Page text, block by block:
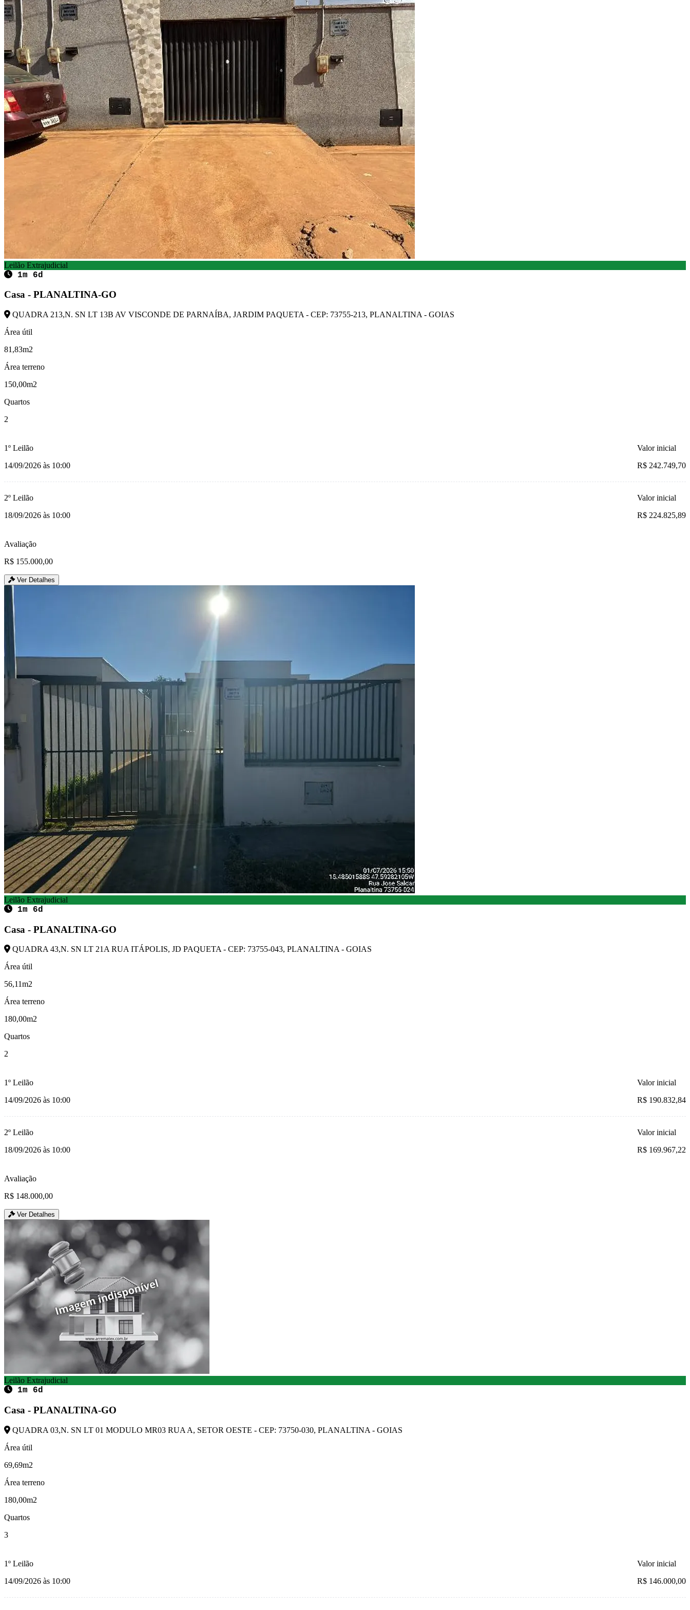
Leilão Extrajudicial
1m 6d
Casa - PLANALTINA-GO
QUADRA 213,N. SN LT 13B AV VISCONDE DE PARNAÍBA, JARDIM PAQUETA - CEP: 73755-213, PLANALTINA - GOIAS
Área útil
81,83m2
Área terreno
150,00m2
Quartos
2
1º Leilão
14/09/2026 às 10:00
Valor inicial
R$ 242.749,70
2º Leilão
18/09/2026 às 10:00
Valor inicial
R$ 224.825,89
Avaliação
R$ 155.000,00
Ver Detalhes
Leilão Extrajudicial
1m 6d
Casa - PLANALTINA-GO
QUADRA 43,N. SN LT 21A RUA ITÁPOLIS, JD PAQUETA - CEP: 73755-043, PLANALTINA - GOIAS
Área útil
56,11m2
Área terreno
180,00m2
Quartos
2
1º Leilão
14/09/2026 às 10:00
Valor inicial
R$ 190.832,84
2º Leilão
18/09/2026 às 10:00
Valor inicial
R$ 169.967,22
Avaliação
R$ 148.000,00
Ver Detalhes
Leilão Extrajudicial
1m 6d
Casa - PLANALTINA-GO
QUADRA 03,N. SN LT 01 MODULO MR03 RUA A, SETOR OESTE - CEP: 73750-030, PLANALTINA - GOIAS
Área útil
69,69m2
Área terreno
180,00m2
Quartos
3
1º Leilão
14/09/2026 às 10:00
Valor inicial
R$ 146.000,00